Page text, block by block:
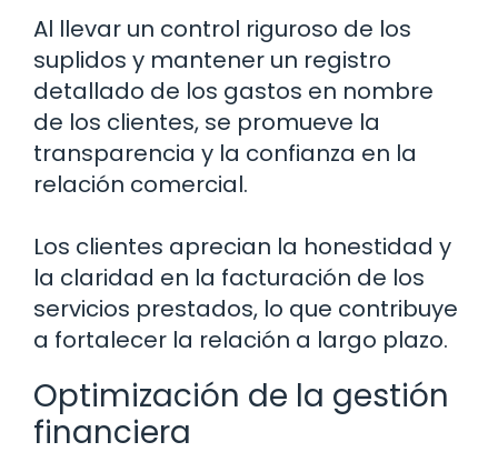
Al llevar un control riguroso de los
suplidos y mantener un registro
detallado de los gastos en nombre
de los clientes, se promueve la
transparencia y la confianza en la
relación comercial.
Los clientes aprecian la honestidad y
la claridad en la facturación de los
servicios prestados, lo que contribuye
a fortalecer la relación a largo plazo.
Optimización de la gestión
financiera